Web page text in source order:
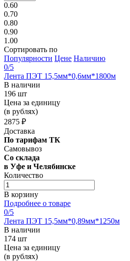
0.60
0.70
0.80
0.90
1.00
Сортировать по
Популярности Цене Наличию
0/5
Лента ПЭТ 15,5мм*0,6мм*1800м
В наличии
196 шт
Цена за единицу
(в рублях)
2875 ₽
Доставка
По тарифам ТК
Самовывоз
Со склада
в Уфе и Челябинске
Количество
В корзину
Подробнее о товаре
0/5
Лента ПЭТ 15,5мм*0,89мм*1250м
В наличии
174 шт
Цена за единицу
(в рублях)